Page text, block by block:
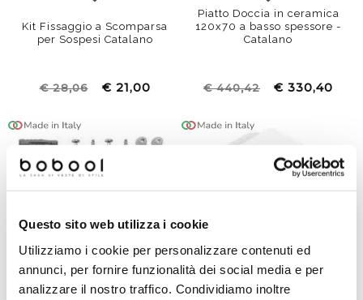
Questo sito web utilizza i cookie
Utilizziamo i cookie per personalizzare contenuti ed
annunci, per fornire funzionalità dei social media e per
analizzare il nostro traffico. Condividiamo inoltre
Kit Fissaggio a Scomparsa
per Sospesi Catalano
€ 28,06 € 21,00
Piatto Doccia in ceramica
120x70 a basso spessore -
Catalano
€ 440,42 € 330,40